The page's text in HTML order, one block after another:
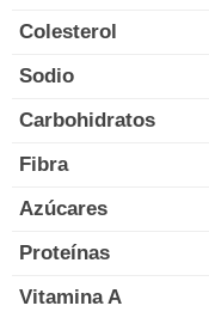
Colesterol
Sodio
Carbohidratos
Fibra
Azúcares
Proteínas
Vitamina A